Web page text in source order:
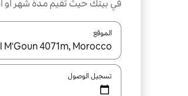
في بيتك حيث تقيم مدة شهر أو
الموقع
عند توفر النتائج، انتقل
تسجيل الوصول